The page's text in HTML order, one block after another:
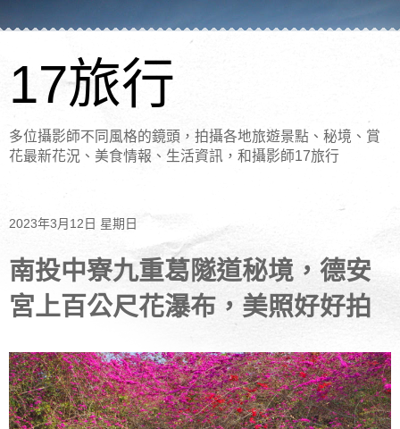
17旅行
多位攝影師不同風格的鏡頭，拍攝各地旅遊景點、秘境、賞
花最新花況、美食情報、生活資訊，和攝影師17旅行
2023年3月12日 星期日
南投中寮九重葛隧道秘境，德安
宮上百公尺花瀑布，美照好好拍